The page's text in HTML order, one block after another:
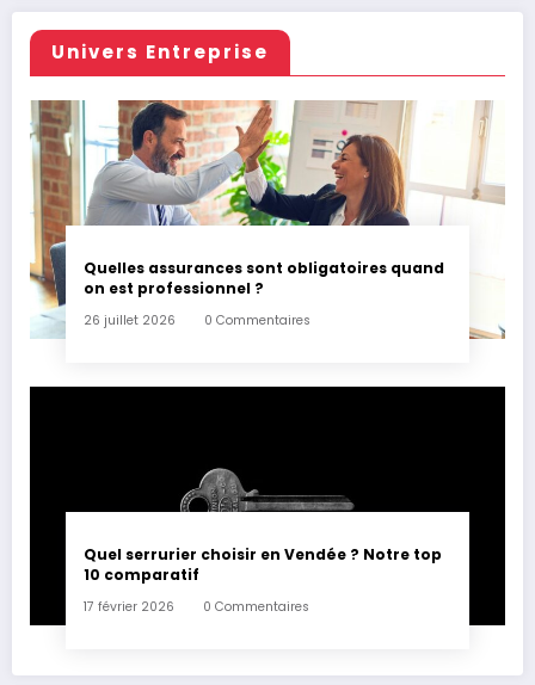
Univers Entreprise
Quelles assurances sont obligatoires quand
on est professionnel ?
26 juillet 2026 0 Commentaires
Quel serrurier choisir en Vendée ? Notre top
10 comparatif
17 février 2026 0 Commentaires